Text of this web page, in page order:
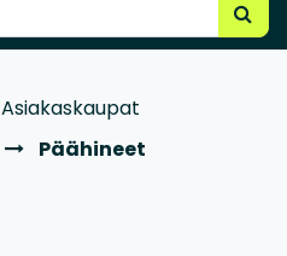
Asiakaskaupat
Päähineet